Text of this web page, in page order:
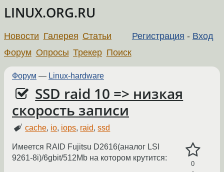
LINUX.ORG.RU
Регистрация - Вход
Новости Галерея Статьи
Форум Опросы Трекер Поиск
Форум — Linux-hardware
SSD raid 10 => низкая
скорость записи
cache, io, iops, raid,ssd
0
Имеется RAID Fujitsu D2616(аналог LSI
9261-8i)/6gbit/512Mb на котором крутится: